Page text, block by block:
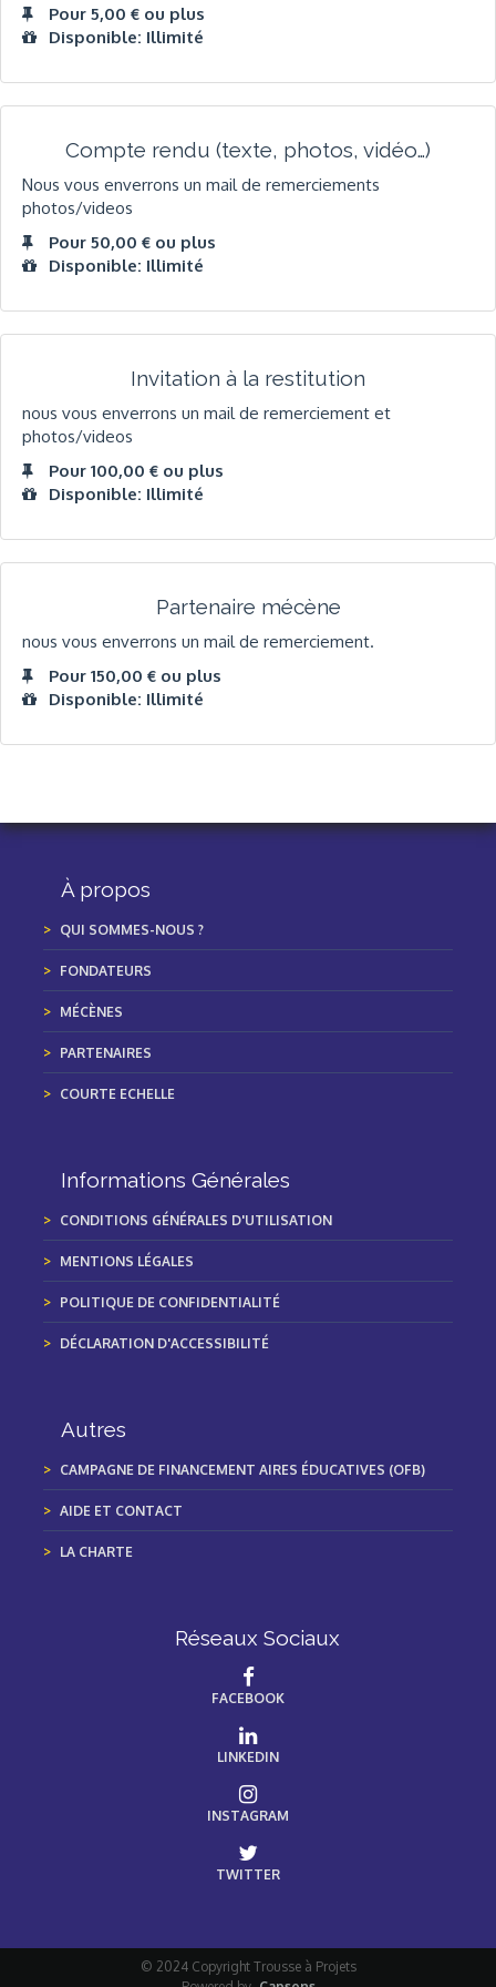
Pour 5,00 € ou plus
Disponible: Illimité
Compte rendu (texte, photos, vidéo…)
Nous vous enverrons un mail de remerciements
photos/videos
Pour 50,00 € ou plus
Disponible: Illimité
Invitation à la restitution
nous vous enverrons un mail de remerciement et
photos/videos
Pour 100,00 € ou plus
Disponible: Illimité
Partenaire mécène
nous vous enverrons un mail de remerciement.
Pour 150,00 € ou plus
Disponible: Illimité
À propos
QUI SOMMES-NOUS ?
FONDATEURS
MÉCÈNES
PARTENAIRES
COURTE ECHELLE
Informations Générales
CONDITIONS GÉNÉRALES D'UTILISATION
MENTIONS LÉGALES
POLITIQUE DE CONFIDENTIALITÉ
DÉCLARATION D'ACCESSIBILITÉ
Autres
CAMPAGNE DE FINANCEMENT AIRES ÉDUCATIVES (OFB)
AIDE ET CONTACT
LA CHARTE
Réseaux Sociaux
FACEBOOK
LINKEDIN
INSTAGRAM
TWITTER
© 2024 Copyright Trousse à Projets